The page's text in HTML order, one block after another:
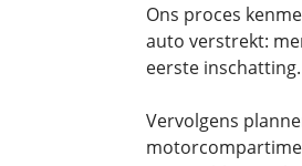
Ons proces
auto verstrekt:
eerste
Vervolgens